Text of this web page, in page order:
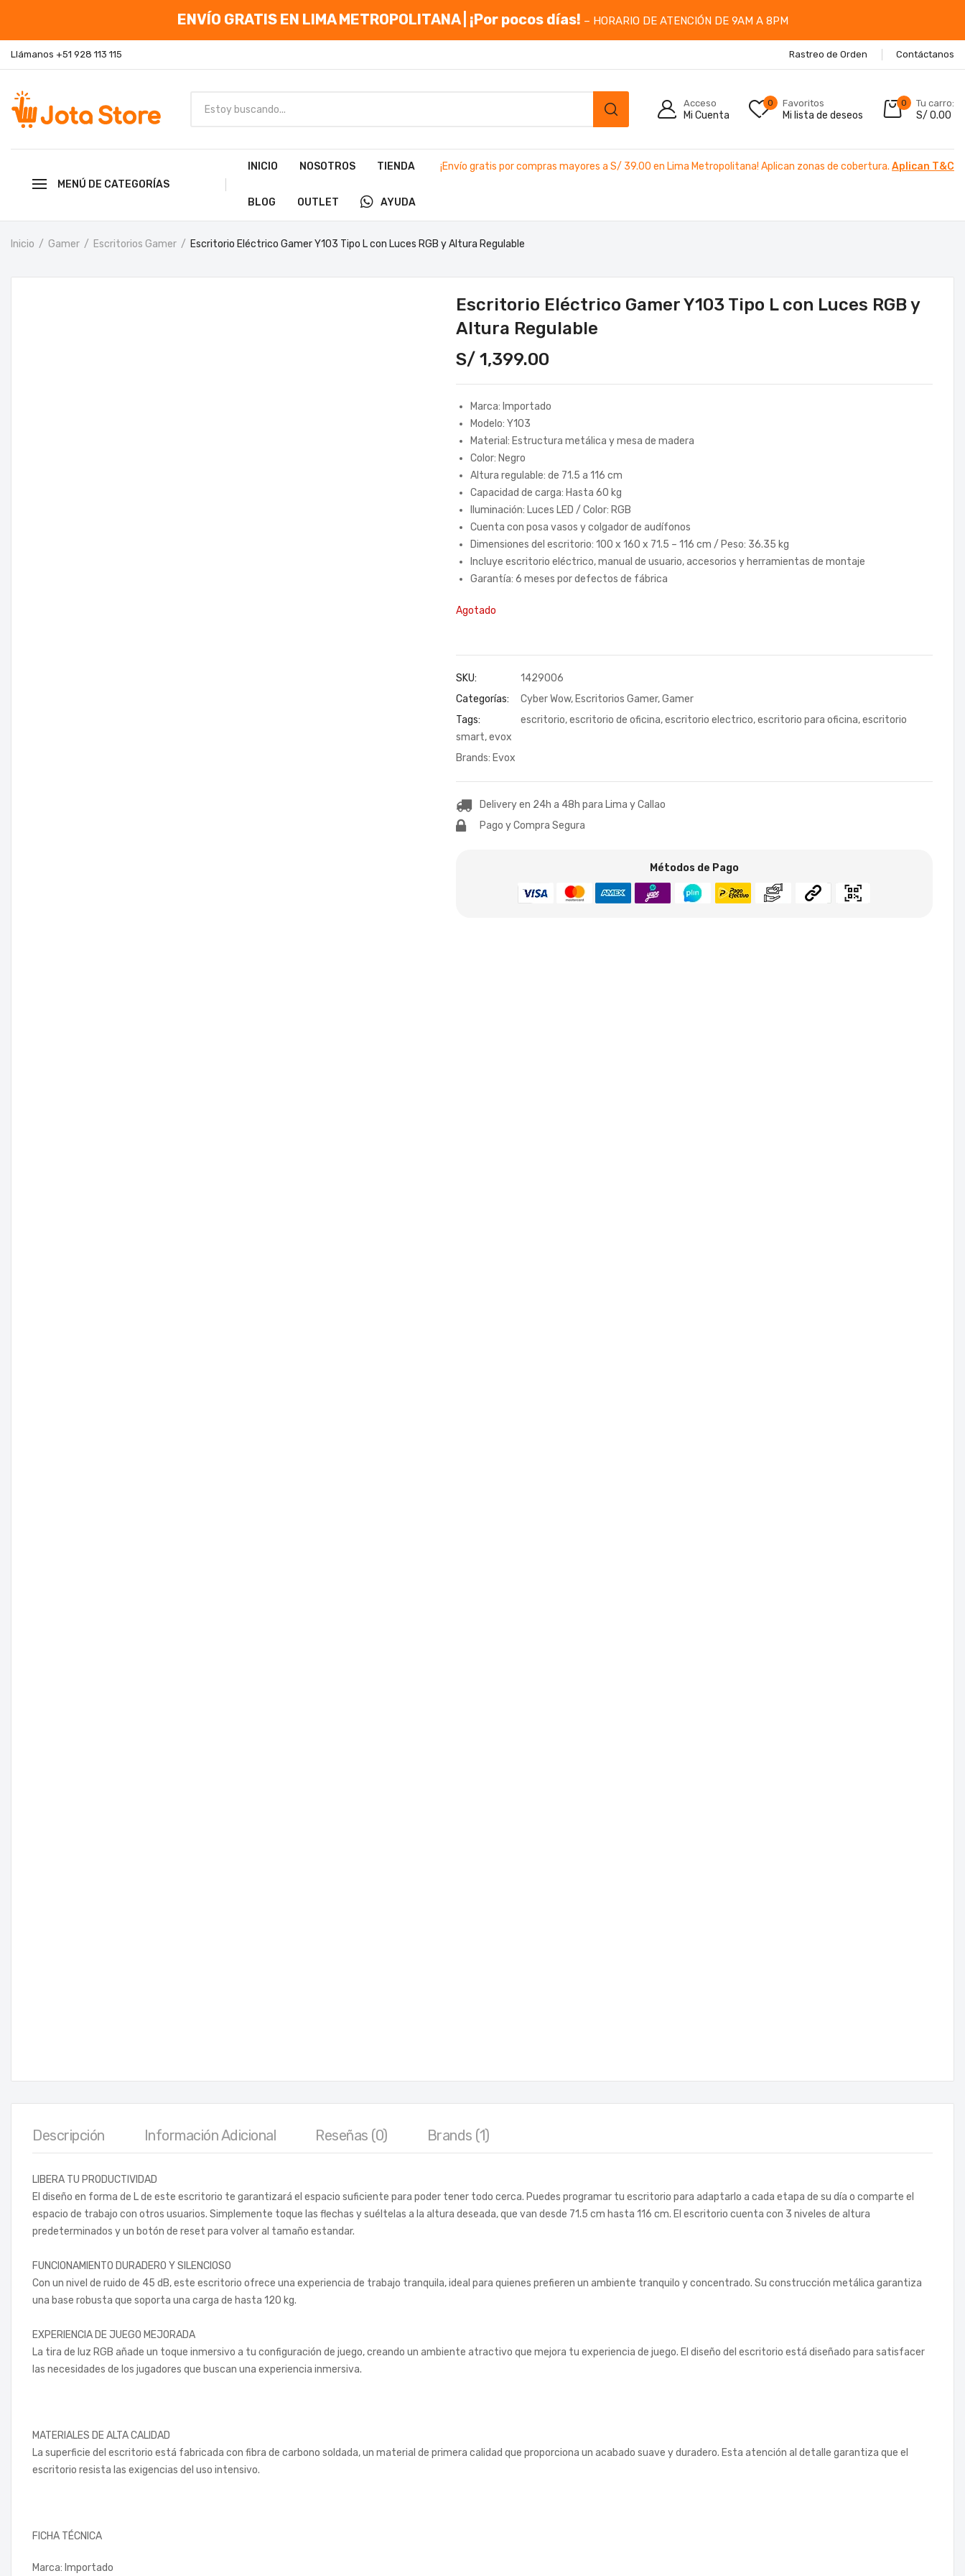
ENVÍO GRATIS EN LIMA METROPOLITANA | ¡Por pocos días! – HORARIO DE ATENCIÓN DE 9AM A 8PM
Llámanos +51 928 113 115 Rastreo de Orden Contáctanos
Acceso
Mi Cuenta
0 Favoritos
Mi lista de deseos
0 Tu carro:
S/ 0.00
MENÚ DE CATEGORÍAS
INICIO NOSOTROS TIENDA
BLOG OUTLET AYUDA
¡Envío gratis por compras mayores a S/ 39.00 en Lima Metropolitana! Aplican zonas de cobertura. Aplican T&C
Inicio Gamer Escritorios Gamer Escritorio Eléctrico Gamer Y103 Tipo L con Luces RGB y Altura Regulable
Escritorio Eléctrico Gamer Y103 Tipo L con Luces RGB y
Altura Regulable
S/ 1,399.00
Marca: Importado
Modelo: Y103
Material: Estructura metálica y mesa de madera
Color: Negro
Altura regulable: de 71.5 a 116 cm
Capacidad de carga: Hasta 60 kg
Iluminación: Luces LED / Color: RGB
Cuenta con posa vasos y colgador de audífonos
Dimensiones del escritorio: 100 x 160 x 71.5 – 116 cm / Peso: 36.35 kg
Incluye escritorio eléctrico, manual de usuario, accesorios y herramientas de montaje
Garantía: 6 meses por defectos de fábrica
Agotado
SKU:
1429006
Categorías:
Cyber Wow, Escritorios Gamer,Gamer
Tags:
escritorio,escritorio de oficina,escritorio electrico,escritorio para oficina,escritorio
smart,evox
Brands: Evox
Delivery en 24h a 48h para Lima y Callao
Pago y Compra Segura
Métodos de Pago
Descripción Información Adicional Reseñas (0) Brands (1)
LIBERA TU PRODUCTIVIDAD
El diseño en forma de L de este escritorio te garantizará el espacio suficiente para poder tener todo cerca. Puedes programar tu escritorio para adaptarlo a cada etapa de su día o comparte el
espacio de trabajo con otros usuarios. Simplemente toque las flechas y suéltelas a la altura deseada, que van desde 71.5 cm hasta 116 cm. El escritorio cuenta con 3 niveles de altura
predeterminados y un botón de reset para volver al tamaño estandar.
FUNCIONAMIENTO DURADERO Y SILENCIOSO
Con un nivel de ruido de 45 dB, este escritorio ofrece una experiencia de trabajo tranquila, ideal para quienes prefieren un ambiente tranquilo y concentrado. Su construcción metálica garantiza
una base robusta que soporta una carga de hasta 120 kg.
EXPERIENCIA DE JUEGO MEJORADA
La tira de luz RGB añade un toque inmersivo a tu configuración de juego, creando un ambiente atractivo que mejora tu experiencia de juego. El diseño del escritorio está diseñado para satisfacer
las necesidades de los jugadores que buscan una experiencia inmersiva.
MATERIALES DE ALTA CALIDAD
La superficie del escritorio está fabricada con fibra de carbono soldada, un material de primera calidad que proporciona un acabado suave y duradero. Esta atención al detalle garantiza que el
escritorio resista las exigencias del uso intensivo.
FICHA TÉCNICA
Marca: Importado